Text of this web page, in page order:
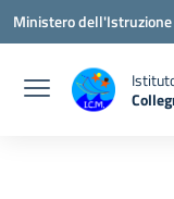
Vai ai contenuti
Vai al menu di
Vai al footer
Ministero